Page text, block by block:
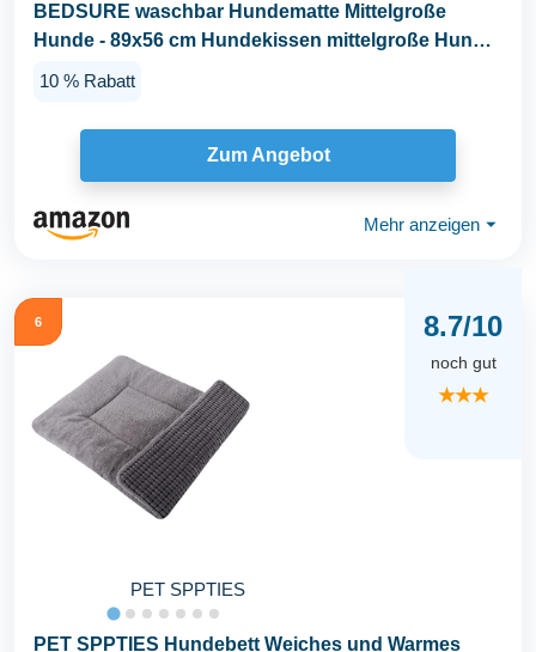
BEDSURE waschbar Hundematte Mittelgroße
Hunde - 89x56 cm Hundekissen mittelgroße Hunde
10 % Rabatt
Zum Angebot
Mehr anzeigen ⏷
6
PET SPPTIES
8.7/10
noch gut
★★★
PET SPPTIES Hundebett Weiches und Warmes